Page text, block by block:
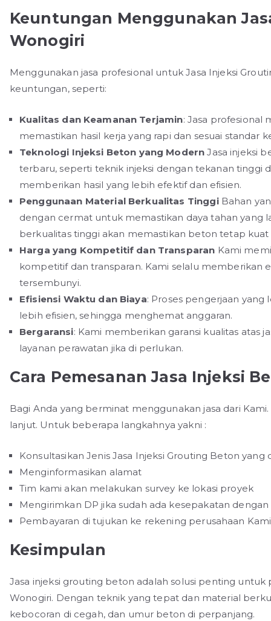
Keuntungan Menggunakan
Wonogiri
Menggunakan jasa profesional untuk Jasa Injeksi
keuntungan, seperti:
Kualitas dan Keamanan Terjamin: Jasa profesional
memastikan hasil kerja yang rapi dan sesuai standar
Teknologi Injeksi Beton yang ModernJasa injeksi
terbaru, seperti teknik injeksi dengan tekanan tinggi
memberikan hasil yang lebih efektif dan efisien.
Penggunaan Material Berkualitas Tinggi Bahan
dengan cermat untuk memastikan daya tahan yang
berkualitas tinggi akan memastikan beton tetap
Harga yang Kompetitif dan Transparan Kami
kompetitif dan transparan. Kami selalu memberikan
tersembunyi.
Efisiensi Waktu dan Biaya: Proses pengerjaan
lebih efisien, sehingga menghemat anggaran.
Bergaransi: Kami memberikan garansi kualitas atas
layanan perawatan jika di perlukan.
Cara Pemesanan Jasa Injeksi
Bagi Anda yang berminat menggunakan jasa dari
lanjut. Untuk beberapa langkahnya yakni :
Konsultasikan Jenis Jasa Injeksi Grouting Beton yang
Menginformasikan alamat
Tim kami akan melakukan survey ke lokasi proyek
Mengirimkan DP jika sudah ada kesepakatan
Pembayaran di tujukan ke rekening perusahaan Kami
Kesimpulan
Jasa injeksi grouting beton adalah solusi penting
Wonogiri. Dengan teknik yang tepat dan material
kebocoran di cegah, dan umur beton di perpanjang.